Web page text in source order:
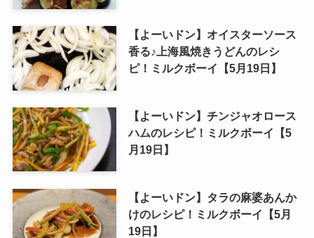
【よーいドン】オイスターソース
香る♪上海風焼きうどんのレシ
ピ！ミルクボーイ【5月19日】
【よーいドン】チンジャオロース
ハムのレシピ！ミルクボーイ【5
月19日】
【よーいドン】タラの麻婆あんか
けのレシピ！ミルクボーイ【5月
19日】